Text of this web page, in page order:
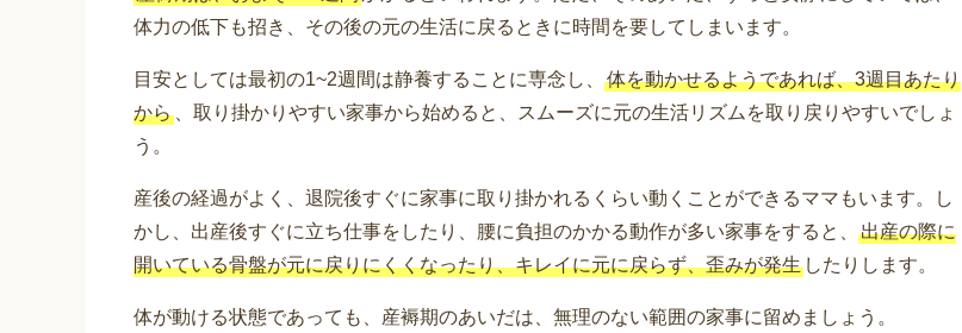
体力の低下も招き、その後の元の生活に戻るときに時間を要してしまいます。
目安としては最初の1~2週間は静養することに専念し、
体を動かせるようであれば、3週目あたり
から
、取り掛かりやすい家事から始めると、スムーズに元の生活リズムを取り戻りやすいでしょ
う。
産後の経過がよく、退院後すぐに家事に取り掛かれるくらい動くことができるママもいます。し
かし、出産後すぐに立ち仕事をしたり、腰に負担のかかる動作が多い家事をすると、
出産の際に
開いている骨盤が元に戻りにくくなったり、キレイに元に戻らず、歪みが発生 したりします。
体が動ける状態であっても、産褥期のあいだは、無理のない範囲の家事に留めましょう。